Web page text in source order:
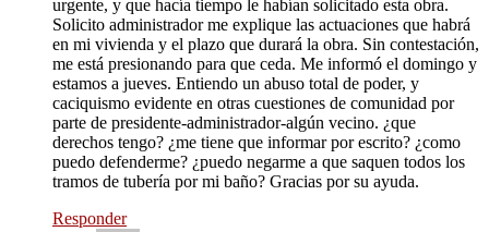
urgente, y que hacía tiempo le habían solicitado esta obra.
Solicito administrador me explique las actuaciones que habrá
en mi vivienda y el plazo que durará la obra. Sin contestación,
me está presionando para que ceda. Me informó el domingo y
estamos a jueves. Entiendo un abuso total de poder, y
caciquismo evidente en otras cuestiones de comunidad por
parte de presidente-administrador-algún vecino. ¿que
derechos tengo? ¿me tiene que informar por escrito? ¿como
puedo defenderme? ¿puedo negarme a que saquen todos los
tramos de tubería por mi baño? Gracias por su ayuda.
Responder